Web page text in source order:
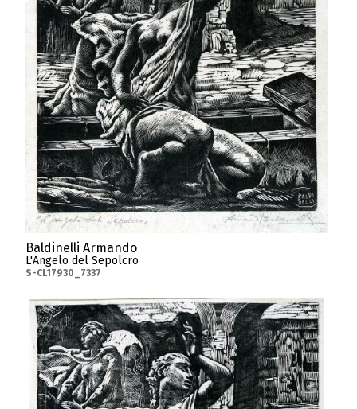
Baldinelli Armando
L'Angelo del Sepolcro
S-CL17930_7337